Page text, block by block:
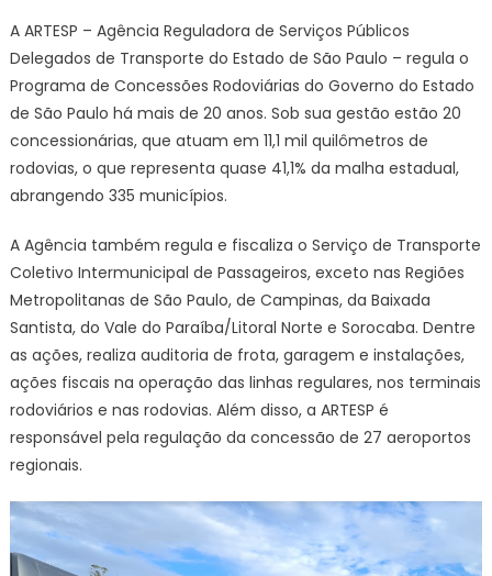
A ARTESP – Agência Reguladora de Serviços Públicos
Delegados de Transporte do Estado de São Paulo – regula o
Programa de Concessões Rodoviárias do Governo do Estado
de São Paulo há mais de 20 anos. Sob sua gestão estão 20
concessionárias, que atuam em 11,1 mil quilômetros de
rodovias, o que representa quase 41,1% da malha estadual,
abrangendo 335 municípios.
A Agência também regula e fiscaliza o Serviço de Transporte
Coletivo Intermunicipal de Passageiros, exceto nas Regiões
Metropolitanas de São Paulo, de Campinas, da Baixada
Santista, do Vale do Paraíba/Litoral Norte e Sorocaba. Dentre
as ações, realiza auditoria de frota, garagem e instalações,
ações fiscais na operação das linhas regulares, nos terminais
rodoviários e nas rodovias. Além disso, a ARTESP é
responsável pela regulação da concessão de 27 aeroportos
regionais.